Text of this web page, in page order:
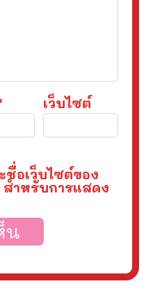
เว็บไซต์
อเว็บไซต์ของ
ำหรับการแสดง